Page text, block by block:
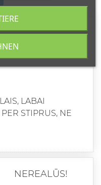
LABAI
STIPRUS, NE
NEREALŪS!